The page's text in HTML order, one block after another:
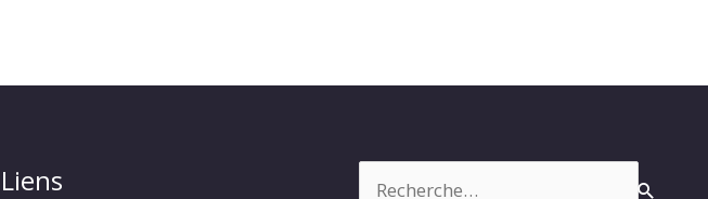
Liens